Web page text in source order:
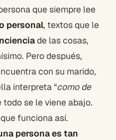
que siempre lee
personal, textos que le
de las cosas,
Pero después,
con su marido,
interpreta “como de
todo se le viene abajo.
funciona así.
persona es tan